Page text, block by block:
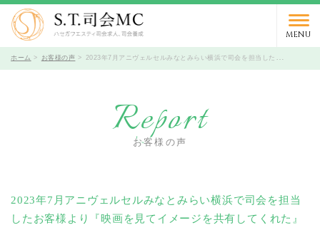
MENU
受付時間 10時～19時 / 定休日 火曜日
ホーム お客様の声 2023年7月アニヴェルセルみなとみらい横浜で司会を担当したお客様より『映画を見てイメージを共有してくれた』
Report
お客様の声
2023年7月アニヴェルセルみなとみらい横浜で司会を担当
したお客様より『映画を見てイメージを共有してくれた』